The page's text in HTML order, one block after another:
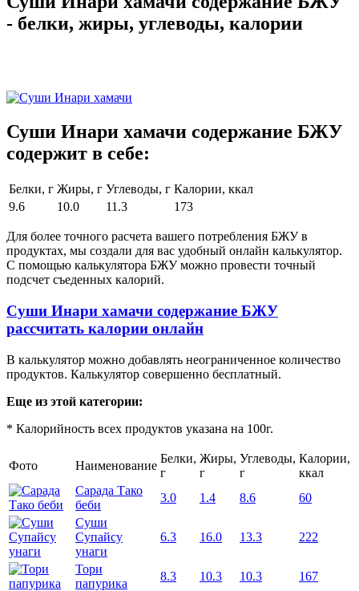
- белки, жиры, углеводы, калории
Суши Инари хамачи содержание БЖУ
содержит в себе:
Белки, г Жиры, г Углеводы, г Калории, ккал
9.6
10.0 11.3 173
Для более точного расчета вашего потребления БЖУ в
продуктах, мы создали для вас удобный онлайн калькулятор.
С помощью калькулятора БЖУ можно провести точный
подсчет съеденных калорий.
Суши Инари хамачи содержание БЖУ
рассчитать калории онлайн
В калькулятор можно добавлять неограниченное количество
продуктов. Калькулятор совершенно бесплатный.
Еще из этой категории:
* Калорийность всех продуктов указана на 100г.
Фото Наименование
Белки,
г
Жиры,
г
Углеводы,
г
Калории,
ккал
Сарада Тако
беби
3.0 1.4 8.6
60
Суши
Супайсу
унаги
6.3 16.0 13.3 222
Тори
папурика
8.3 10.3 10.3
167